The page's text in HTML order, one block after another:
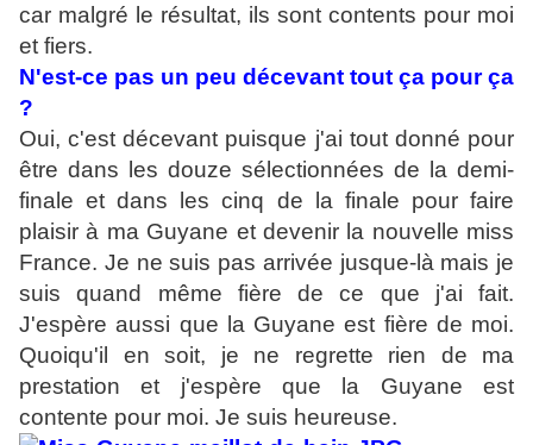
car malgré le résultat, ils sont contents pour moi
et fiers.
N'est-ce pas un peu décevant tout ça pour ça
?
Oui, c'est décevant puisque j'ai tout donné pour
être dans les douze sélectionnées de la demi-
finale et dans les cinq de la finale pour faire
plaisir à ma Guyane et devenir la nouvelle miss
France. Je ne suis pas arrivée jusque-là mais je
suis quand même fière de ce que j'ai fait.
J'espère aussi que la Guyane est fière de moi.
Quoiqu'il en soit, je ne regrette rien de ma
prestation et j'espère que la Guyane est
contente pour moi. Je suis heureuse.